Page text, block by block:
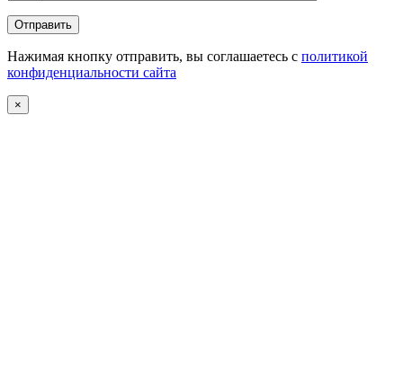
Нажимая кнопку отправить, вы соглашаетесь с политикой
конфиденциальности сайта
×